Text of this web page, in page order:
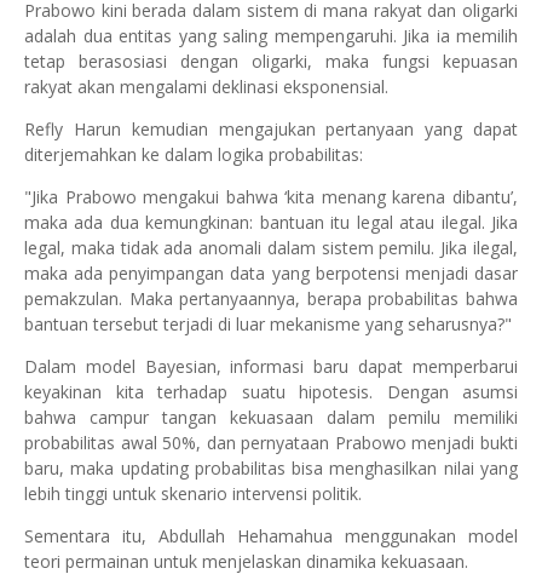
Prabowo kini berada dalam sistem di mana rakyat dan oligarki
adalah dua entitas yang saling mempengaruhi. Jika ia memilih
tetap berasosiasi dengan oligarki, maka fungsi kepuasan
rakyat akan mengalami deklinasi eksponensial.
Refly Harun kemudian mengajukan pertanyaan yang dapat
diterjemahkan ke dalam logika probabilitas:
"Jika Prabowo mengakui bahwa ‘kita menang karena dibantu’,
maka ada dua kemungkinan: bantuan itu legal atau ilegal. Jika
legal, maka tidak ada anomali dalam sistem pemilu. Jika ilegal,
maka ada penyimpangan data yang berpotensi menjadi dasar
pemakzulan. Maka pertanyaannya, berapa probabilitas bahwa
bantuan tersebut terjadi di luar mekanisme yang seharusnya?"
Dalam model Bayesian, informasi baru dapat memperbarui
keyakinan kita terhadap suatu hipotesis. Dengan asumsi
bahwa campur tangan kekuasaan dalam pemilu memiliki
probabilitas awal 50%, dan pernyataan Prabowo menjadi bukti
baru, maka updating probabilitas bisa menghasilkan nilai yang
lebih tinggi untuk skenario intervensi politik.
Sementara itu, Abdullah Hehamahua menggunakan model
teori permainan untuk menjelaskan dinamika kekuasaan.